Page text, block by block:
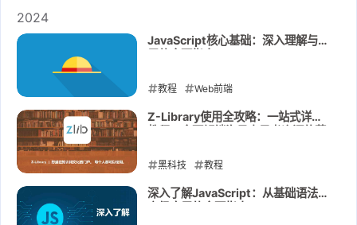
2024
JavaScript核心基础：深入理解与应
教程 Web前端
2024-08-27
Z-Library使用全攻略：一站式详尽
黑科技 教程
2024-08-25
深入了解JavaScript：从基础语法到